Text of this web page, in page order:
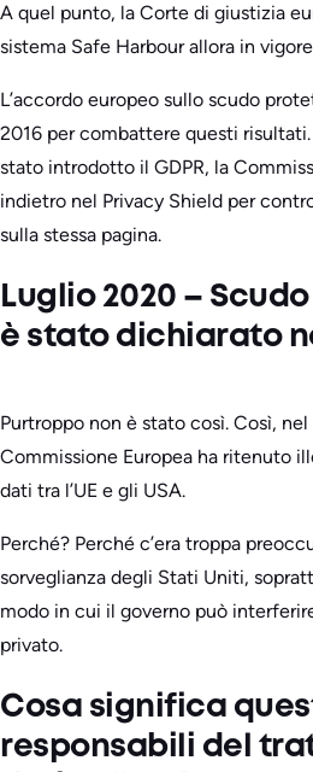
A quel punto, la Corte di giustizia
sistema Safe Harbour allora in
L’accordo europeo sullo scudo
2016 per combattere questi
stato introdotto il GDPR, la
indietro nel Privacy Shield per
sulla stessa pagina.
Luglio 2020 –
è stato dichiarato
Purtroppo non è stato così. Così,
Commissione Europea ha ritenuto
dati tra l’UE e gli USA.
Perché? Perché c’era troppa
sorveglianza degli Stati Uniti,
modo in cui il governo può
privato.
Cosa significa
responsabili del